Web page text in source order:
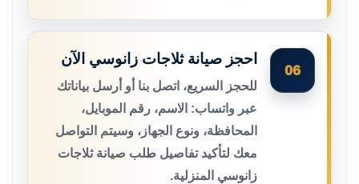
06
احجز صيانة ثلاجات زانوسي الآن
للحجز السريع، اتصل بنا أو أرسل بياناتك
عبر واتساب: الاسم، رقم الموبايل،
المحافظة، ونوع الجهاز، وسيتم التواصل
معك لتأكيد تفاصيل طلب صيانة ثلاجات
زانوسي المنزلية.